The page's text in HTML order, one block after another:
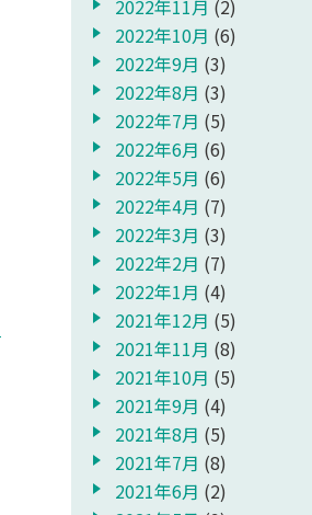
2022年11月 (2)
2022年10月 (6)
2022年9月 (3)
2022年8月 (3)
2022年7月 (5)
2022年6月 (6)
2022年5月 (6)
2022年4月 (7)
2022年3月 (3)
2022年2月 (7)
2022年1月 (4)
2021年12月 (5)
2021年11月 (8)
2021年10月 (5)
2021年9月 (4)
2021年8月 (5)
2021年7月 (8)
2021年6月 (2)